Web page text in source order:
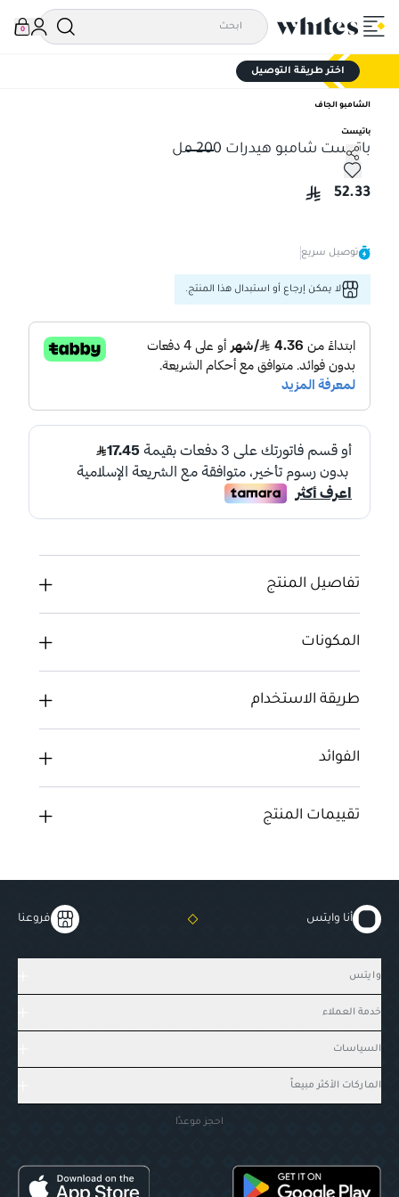
0
اختر طريقة التوصيل
الشامبو الجاف
باتيست
باتيست شامبو هيدرات 200 مل
باتيست شامبو هيدرات 200 مل
52.33
توصيل سريع
لا يمكن إرجاع أو استبدال هذا المنتج.
تفاصيل المنتج
المكونات
طريقة الاستخدام
الفوائد
تقييمات المنتج
أنا وايتس فروعنا
وايتس
خدمة العملاء
السياسات
الماركات الأكثر مبيعاً
احجز موعدًا